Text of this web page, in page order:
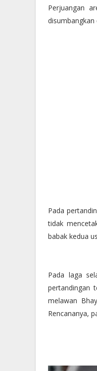
Perjuangan
disumbangkan
Pada
tidak
babak kedua
Pada laga
pertandingan
melawan
Rencananya,